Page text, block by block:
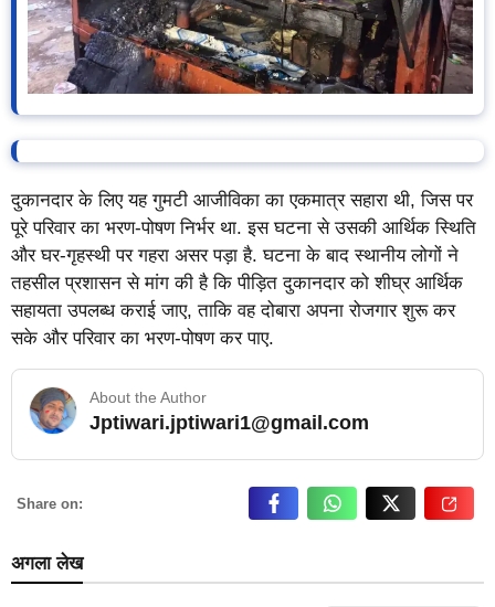
दुकानदार के लिए यह गुमटी आजीविका का एकमात्र सहारा थी, जिस पर
पूरे परिवार का भरण-पोषण निर्भर था. इस घटना से उसकी आर्थिक स्थिति
और घर-गृहस्थी पर गहरा असर पड़ा है. घटना के बाद स्थानीय लोगों ने
तहसील प्रशासन से मांग की है कि पीड़ित दुकानदार को शीघ्र आर्थिक
सहायता उपलब्ध कराई जाए, ताकि वह दोबारा अपना रोजगार शुरू कर
सके और परिवार का भरण-पोषण कर पाए.
About the Author
Jptiwari.jptiwari1@gmail.com… Read More
Share on:
अगला लेख